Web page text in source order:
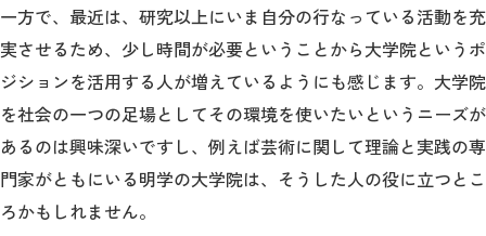
一方で、最近は、研究以上にいま自分の行なっている活動を充
実させるため、少し時間が必要ということから大学院というポ
ジションを活用する人が増えているようにも感じます。大学院
を社会の一つの足場としてその環境を使いたいというニーズが
あるのは興味深いですし、例えば芸術に関して理論と実践の専
門家がともにいる明学の大学院は、そうした人の役に立つとこ
ろかもしれません。